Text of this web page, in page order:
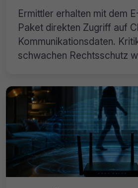
Ermittler erhalten mit dem
Paket direkten Zugriff auf
Kommunikationsdaten.
schwachen Rechtsschutz